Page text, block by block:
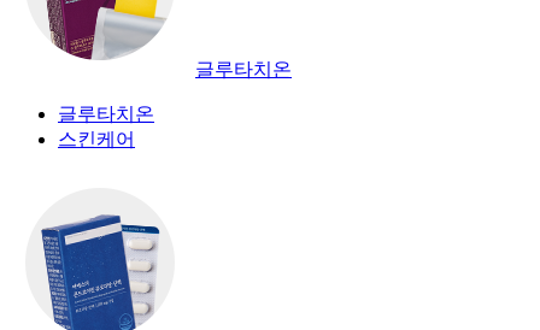
글루타치온
글루타치온
스킨케어